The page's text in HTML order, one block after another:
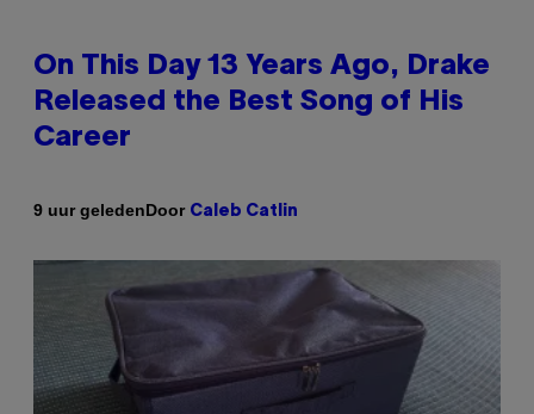
On This Day 13 Years Ago, Drake
Released the Best Song of His
Career
9 uur geledenDoor Caleb Catlin